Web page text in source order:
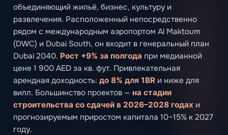
объединяющий жильё, бизнес, культуру и
развлечения. Расположенный непосредственно
рядом с международным аэропортом Al Maktoum
(DWC) и Dubai South, он входит в генеральный план
Dubai 2040. Рост +9% за полгода при медианной
цене 1 900 AED за кв. фут. Привлекательная
арендная доходность: до 8% для 1BR и ниже для
вилл. Большинство проектов — на стадии
строительства со сдачей в 2026–2028 годах и
прогнозируемым приростом капитала 10–15% к 2027
году.